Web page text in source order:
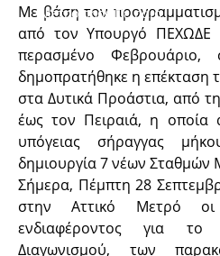
Μετρό προς Πειραιά
Με βάση τον
από τον Υπουργό ΠΕΧΩΔΕ
περασμένο Φεβρουάριο,
δημοπρατήθηκε η επέκταση
στα Δυτικά Προάστια, από
έως τον Πειραιά, η οποία
υπόγειας σήραγγας
δημιουργία 7 νέων Σταθμών
Σήμερα, Πέμπτη 28
στην Αττικό Μετρό οι
ενδιαφέροντος για
Διαγωνισμού, των